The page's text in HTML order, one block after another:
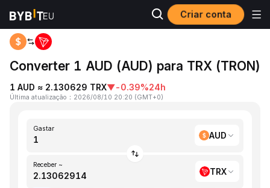
Criar conta
Página inicial
Converter 1 AUD (AUD) para TRX (TRON)
1 AUD ≈ 2.130629 TRX▼-0.39%24h
Última atualização ： 2026/08/10 20:20 (GMT+0)
Gastar
AUD
Receber ~
TRX